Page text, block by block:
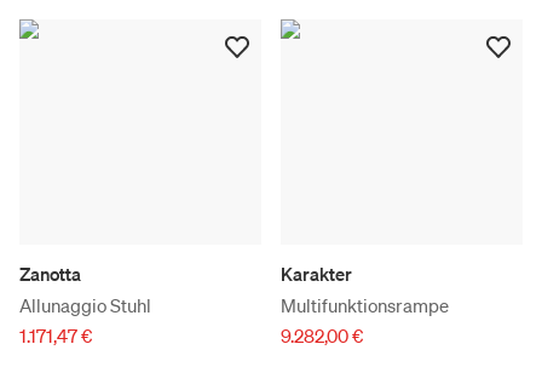
Zanotta
Allunaggio Stuhl
1.171,47 €
Karakter
Multifunktionsrampe
9.282,00 €